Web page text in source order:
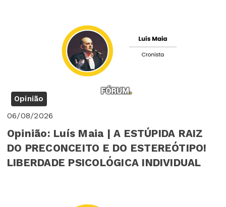
Opinião
06/08/2026
Opinião: Luís Maia | A ESTÚPIDA RAIZ
DO PRECONCEITO E DO ESTEREÓTIPO!
LIBERDADE PSICOLÓGICA INDIVIDUAL